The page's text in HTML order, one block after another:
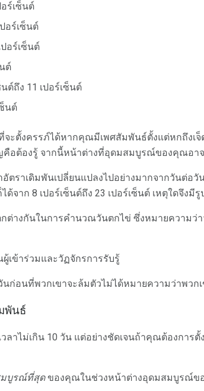
ร์เซ็นต์
อร์เซ็นต์
อร์เซ็นต์
ต์
ต์ถึง 11 เปอร์เซ็นต์
นต์
ะตั้งครรภ์ได้หากคุณมีเพศสัมพันธ์ตั้งแต่หกถึงเจ็
คือต้องรู้ จากนี้หน้าต่างที่อุดมสมบูรณ์ของคุณอาจ
ตราเดิมพันเปลี่ยนแปลงไปอย่างมากจากวันต่อ
จาก 8 เปอร์เซ็นต์ถึง 23 เปอร์เซ็นต์ เหตุใดจึง
ต่างกันในการคำนวณวันตกไข่ ซึ่งหมายความว่
เข้าร่วมและวัฏจักรการรับรู้
นก่อนที่พวกเขาจะล้มตัวไม่ได้หมายความว่าพวก
พันธ์
าไม่เกิน 10 วัน แต่อย่างชัดเจนถ้าคุณต้องการ
บูรณ์ที่สุดของคุณในช่วงหน้าต่างอุดมสมบูรณ์ข